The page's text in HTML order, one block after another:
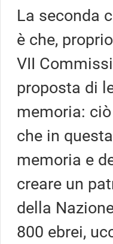
La seconda
è che,
VII
proposta di
memoria:
che in
memoria e
creare un
della
800 ebrei,